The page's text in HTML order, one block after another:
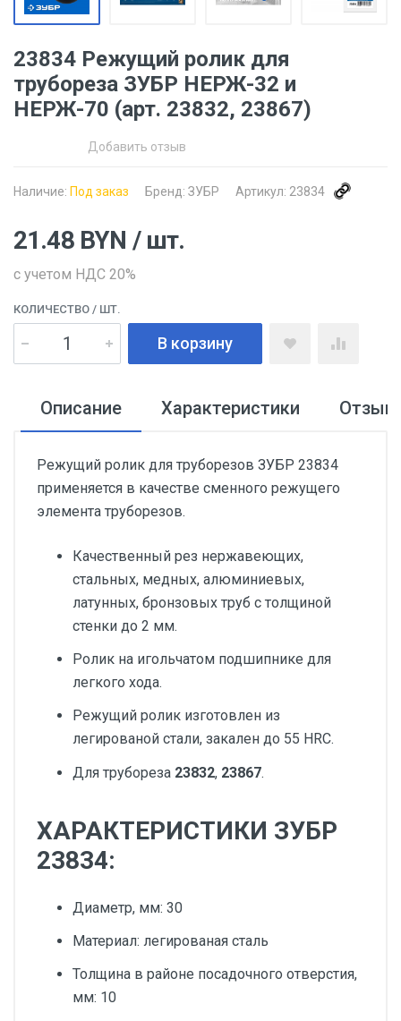
23834 Режущий ролик для
трубореза ЗУБР НЕРЖ-32 и
НЕРЖ-70 (арт. 23832, 23867)
Добавить отзыв
Наличие: Под заказ Бренд: ЗУБР Артикул: 23834
21.48 BYN / шт.
с учетом НДС 20%
КОЛИЧЕСТВО / ШТ.
В корзину
Описание Характеристики
Режущий ролик для труборезов ЗУБР 23834
применяется в качестве сменного режущего
элемента труборезов.
Качественный рез нержавеющих,
стальных, медных, алюминиевых,
латунных, бронзовых труб с толщиной
стенки до 2 мм.
Ролик на игольчатом подшипнике для
легкого хода.
Режущий ролик изготовлен из
легированой стали, закален до 55 HRC.
Для трубореза 23832, 23867.
ХАРАКТЕРИСТИКИ ЗУБР
23834:
Диаметр, мм: 30
Материал: легированая сталь
Толщина в районе посадочного отверстия,
мм: 10